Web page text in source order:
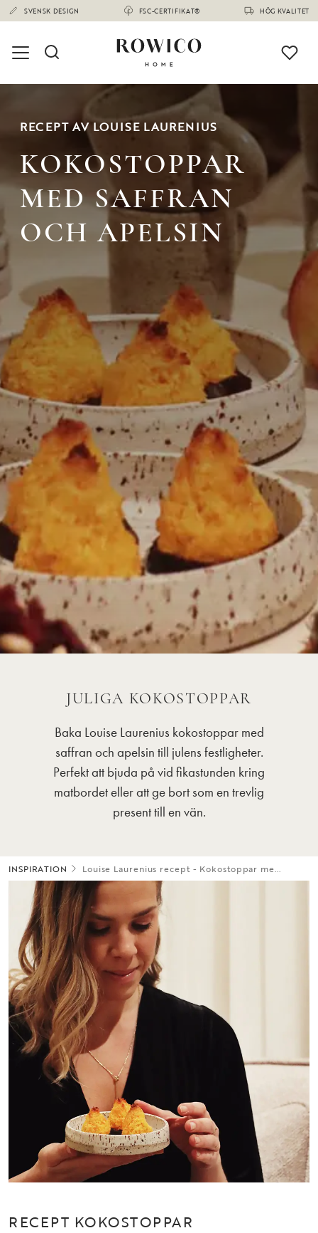
SVENSK DESIGN FSC-CERTIFIKAT® HÖG KVALITET
RECEPT AV LOUISE LAURENIUS
KOKOSTOPPAR
MED SAFFRAN
OCH APELSIN
JULIGA KOKOSTOPPAR
Baka Louise Laurenius kokostoppar med
saffran och apelsin till julens festligheter.
Perfekt att bjuda på vid fikastunden kring
matbordet eller att ge bort som en trevlig
present till en vän.
INSPIRATION Louise Laurenius recept - Kokostoppar me...
RECEPT KOKOSTOPPAR